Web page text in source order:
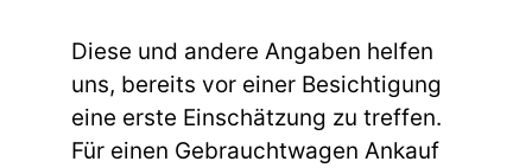
Diese und andere Angaben helfen
uns, bereits vor einer Besichtigung
eine erste Einschätzung zu treffen.
Für einen Gebrauchtwagen Ankauf